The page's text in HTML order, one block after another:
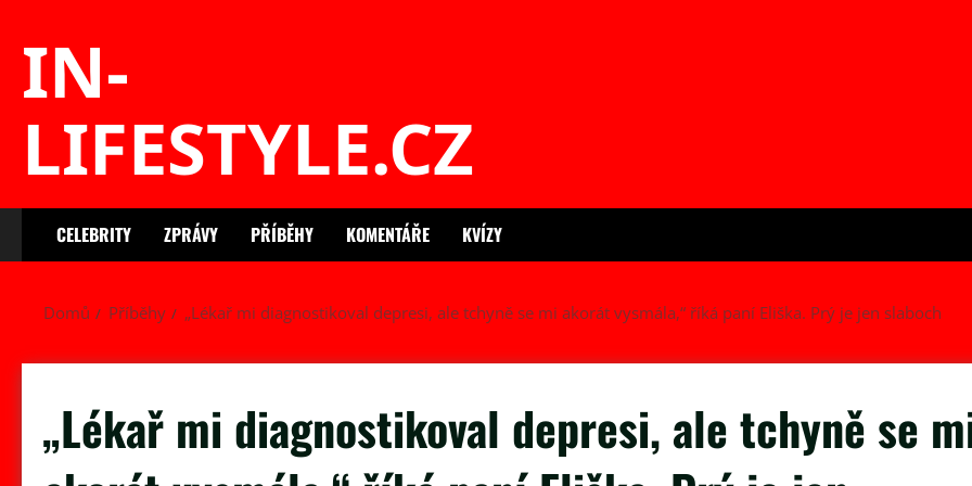
IN-
LIFESTYLE.CZ
CELEBRITY ZPRÁVY PŘÍBĚHY KOMENTÁŘE KVÍZY
Domů Příběhy „Lékař mi diagnostikoval depresi, ale tchyně se mi akorát vysmála,“ říká paní Eliška. Prý je jen slaboch
„Lékař mi diagnostikoval depresi, ale tchyně se